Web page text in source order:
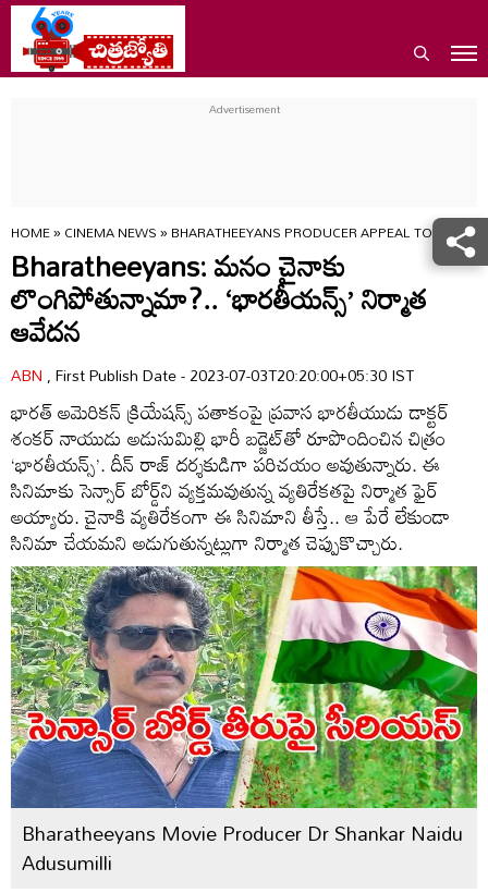
HOME»CINEMA NEWS»BHARATHEEYANS PRODUCER APPEAL TO ALL
Bharatheeyans: మనం చైనాకు
లొంగిపోతున్నామా?.. ‘భారతీయన్స్’ నిర్మాత
ఆవేదన
ABN, First Publish Date - 2023-07-03T20:20:00+05:30 IST
భారత్ అమెరికన్ క్రియేషన్స్ పతాకంపై ప్రవాస భారతీయుడు డాక్టర్
శంకర్ నాయుడు అడుసుమిల్లి భారీ బడ్జెట్‌తో రూపొందించిన చిత్రం
‘భారతీయన్స్’. దీన్ రాజ్ దర్శకుడిగా పరిచయం అవుతున్నారు. ఈ
సినిమాకు సెన్సార్ బోర్డ్‌ని వ్యక్తమవుతున్న వ్యతిరేకతపై నిర్మాత ఫైర్
అయ్యారు. చైనాకి వ్యతిరేకంగా ఈ సినిమాని తీస్తే.. ఆ పేరే లేకుండా
సినిమా చేయమని అడుగుతున్నట్లుగా నిర్మాత చెప్పుకొచ్చారు.
Bharatheeyans Movie Producer Dr Shankar Naidu
Adusumilli